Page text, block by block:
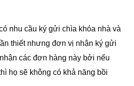
nhu cầu ký gửi chìa khóa nhà và
thiết nhưng đơn vị nhận ký gửi
các đơn hàng này bởi nếu
họ sẽ không có khả năng bồi